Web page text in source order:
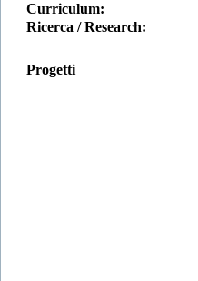
Curriculum:
Ricerca / Research:
Progetti